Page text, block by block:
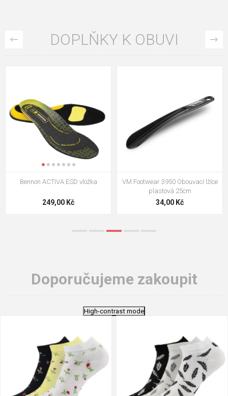
DOPLŇKY K OBUVI
VM Footwear 3009 Vkládací stélka
124,00 Kč
VM Footwear 3102 Tkaničky
ploché
18,70 Kč
Doporučujeme zakoupit
High-contrast mode